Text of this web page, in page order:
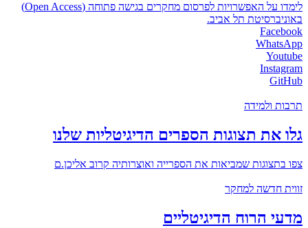
לימדו על האפשרויות לפרסום מחקרים בגישה פתוחה (Open Access)
באוניברסיטת תל אביב.
Facebook
WhatsApp
Youtube
Instagram
GitHub
תרבות ולמידה
גלו את תצוגות הספרים הדיגיטליות שלנו
צפו בתצוגות שמביאות את הספרייה ואוצרותיה קרוב אליכן.ם
זווית חדשה למחקר
מדעי הרוח הדיגיטליים